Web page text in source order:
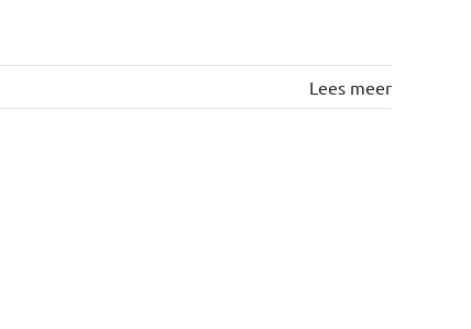
Lees meer